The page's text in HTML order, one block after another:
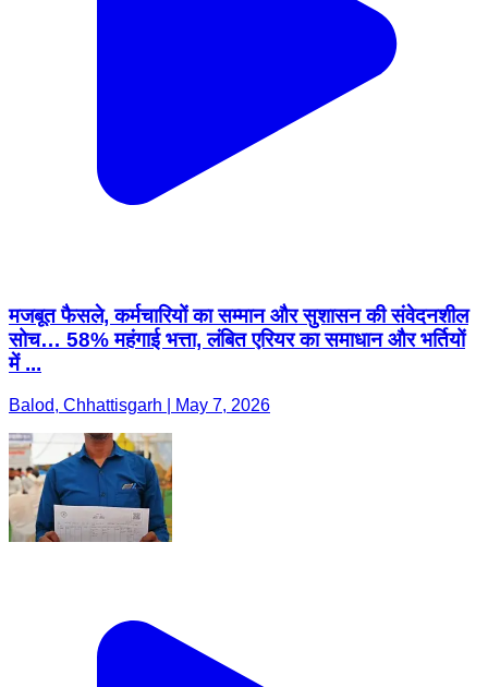
मजबूत फैसले, कर्मचारियों का सम्मान और सुशासन की संवेदनशील
सोच… 58% महंगाई भत्ता, लंबित एरियर का समाधान और भर्तियों
में ...
Balod, Chhattisgarh | May 7, 2026